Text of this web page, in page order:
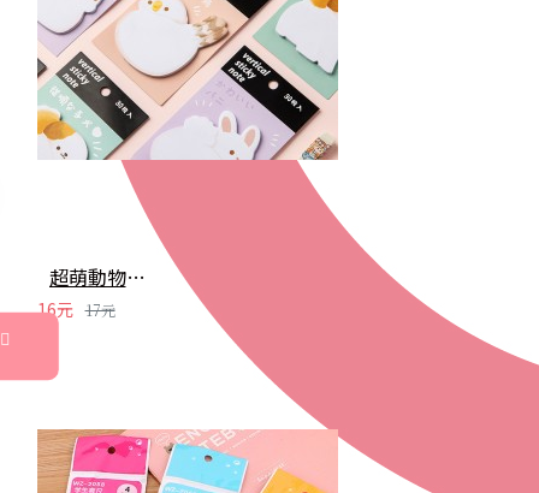
超萌動物屁屁系列N次貼 留言貼 便利貼 文具 加厚造型便簽
16元 17元